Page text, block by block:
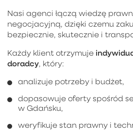
Nasi agenci łączą wiedzę
negocjacyjną, dzięki czemu
bezpiecznie, skutecznie i
Każdy klient otrzymuje
doradcy, który:
analizuje potrzeby i budżet,
dopasowuje oferty spośród
w Gdańsku,
weryfikuje stan prawny i